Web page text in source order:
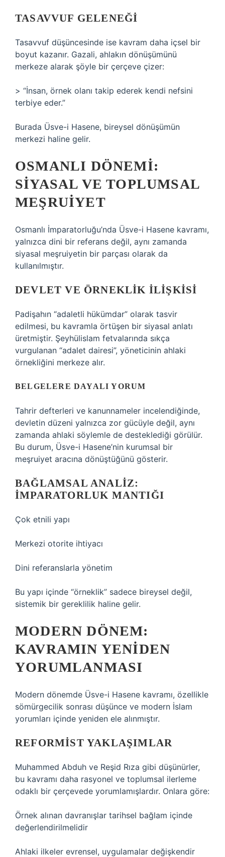
TASAVVUF GELENEĞI
Tasavvuf düşüncesinde ise kavram daha içsel bir
boyut kazanır. Gazali, ahlakın dönüşümünü
merkeze alarak şöyle bir çerçeve çizer:
> “İnsan, örnek olanı takip ederek kendi nefsini
terbiye eder.”
Burada Üsve-i Hasene, bireysel dönüşümün
merkezi haline gelir.
OSMANLI DÖNEMI:
SIYASAL VE TOPLUMSAL
MEŞRUIYET
Osmanlı İmparatorluğu’nda Üsve-i Hasene kavramı,
yalnızca dini bir referans değil, aynı zamanda
siyasal meşruiyetin bir parçası olarak da
kullanılmıştır.
DEVLET VE ÖRNEKLIK ILIŞKISI
Padişahın “adaletli hükümdar” olarak tasvir
edilmesi, bu kavramla örtüşen bir siyasal anlatı
üretmiştir. Şeyhülislam fetvalarında sıkça
vurgulanan “adalet dairesi”, yöneticinin ahlaki
örnekliğini merkeze alır.
BELGELERE DAYALI YORUM
Tahrir defterleri ve kanunnameler incelendiğinde,
devletin düzeni yalnızca zor gücüyle değil, aynı
zamanda ahlaki söylemle de desteklediği görülür.
Bu durum, Üsve-i Hasene’nin kurumsal bir
meşruiyet aracına dönüştüğünü gösterir.
BAĞLAMSAL ANALIZ:
İMPARATORLUK MANTIĞI
Çok etnili yapı
Merkezi otorite ihtiyacı
Dini referanslarla yönetim
Bu yapı içinde “örneklik” sadece bireysel değil,
sistemik bir gereklilik haline gelir.
MODERN DÖNEM:
KAVRAMIN YENIDEN
YORUMLANMASI
Modern dönemde Üsve-i Hasene kavramı, özellikle
sömürgecilik sonrası düşünce ve modern İslam
yorumları içinde yeniden ele alınmıştır.
REFORMIST YAKLAŞIMLAR
Muhammed Abduh ve Reşid Rıza gibi düşünürler,
bu kavramı daha rasyonel ve toplumsal ilerleme
odaklı bir çerçevede yorumlamışlardır. Onlara göre:
Örnek alınan davranışlar tarihsel bağlam içinde
değerlendirilmelidir
Ahlaki ilkeler evrensel, uygulamalar değişkendir